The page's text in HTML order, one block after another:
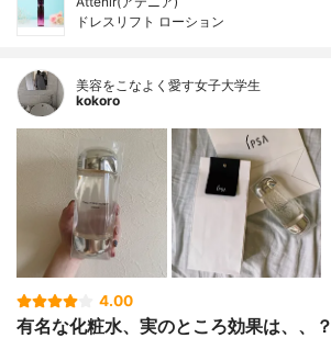
ドレスリフト ローション
美容をこなよく愛す女子大学生
kokoro
4.00
有名な化粧水、実のところ効果は、、？